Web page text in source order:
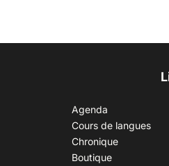
Agenda
Cours de langues
Chronique
Boutique